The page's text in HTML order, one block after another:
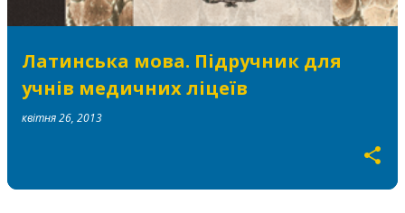
Латинська мова. Підручник для
учнів медичних ліцеїв
квітня 26, 2013